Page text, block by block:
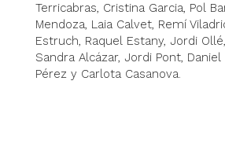
Terricabras, Cristina Garcia, Pol
Mendoza, Laia Calvet, Remí
Estruch, Raquel Estany, Jordi
Sandra Alcázar, Jordi Pont,
Pérez y Carlota Casanova.